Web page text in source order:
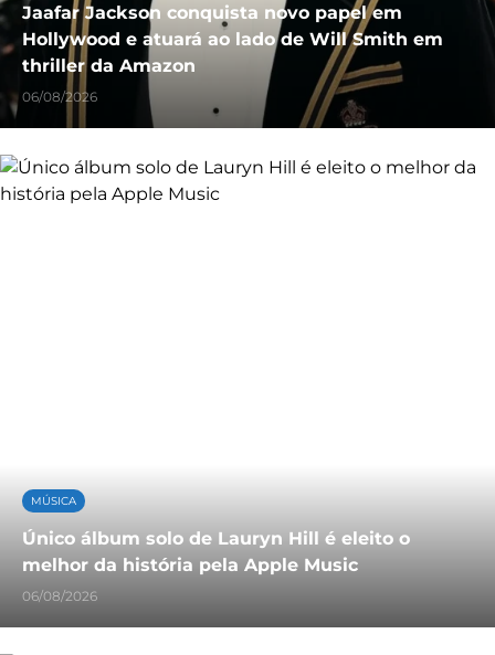
Jaafar Jackson conquista novo papel em
Hollywood e atuará ao lado de Will Smith em
thriller da Amazon
06/08/2026
MÚSICA
Único álbum solo de Lauryn Hill é eleito o
melhor da história pela Apple Music
06/08/2026